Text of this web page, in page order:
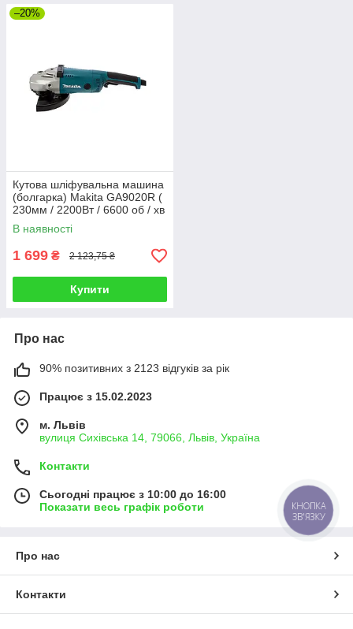
–20%
Кутова шліфувальна машина
(болгарка) Makita GA9020R (
230мм / 2200Вт / 6600 об / хв
)В наявності
1 699 ₴ 2 123,75 ₴
Купити
Про нас
90% позитивних з 2123 відгуків за рік
Працює з 15.02.2023
м. Львів
вулиця Сихівська 14, 79066, Львів, Україна
Контакти
Сьогодні працює з 10:00 до 16:00
Показати весь графік роботи
Про нас
Контакти
КНОПКА
ЗВ'ЯЗКУ